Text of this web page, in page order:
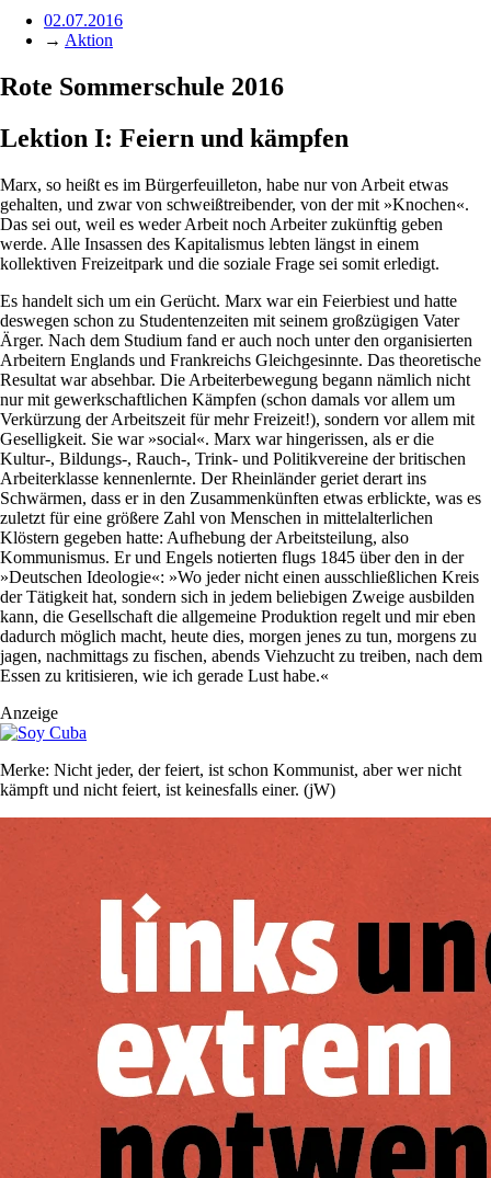
02.07.2016
→ Aktion
Rote Sommerschule 2016
Lektion I: Feiern und kämpfen
Marx, so heißt es im Bürgerfeuilleton, habe nur von Arbeit etwas
gehalten, und zwar von schweißtreibender, von der mit »Knochen«.
Das sei out, weil es weder Arbeit noch Arbeiter zukünftig geben
werde. Alle Insassen des Kapitalismus lebten längst in einem
kollektiven Freizeitpark und die soziale Frage sei somit erledigt.
Es handelt sich um ein Gerücht. Marx war ein Feierbiest und hatte
deswegen schon zu Studentenzeiten mit seinem großzügigen Vater
Ärger. Nach dem Studium fand er auch noch unter den organisierten
Arbeitern Englands und Frankreichs Gleichgesinnte. Das theoretische
Resultat war absehbar. Die Arbeiterbewegung begann nämlich nicht
nur mit gewerkschaftlichen Kämpfen (schon damals vor allem um
Verkürzung der Arbeitszeit für mehr Freizeit!), sondern vor allem mit
Geselligkeit. Sie war »social«. Marx war hingerissen, als er die
Kultur-, Bildungs-, Rauch-, Trink- und Politikvereine der britischen
Arbeiterklasse kennenlernte. Der Rheinländer geriet derart ins
Schwärmen, dass er in den Zusammenkünften etwas erblickte, was es
zuletzt für eine größere Zahl von Menschen in mittelalterlichen
Klöstern gegeben hatte: Aufhebung der Arbeitsteilung, also
Kommunismus. Er und Engels notierten flugs 1845 über den in der
»Deutschen Ideologie«: »Wo jeder nicht einen ausschließlichen Kreis
der Tätigkeit hat, sondern sich in jedem beliebigen Zweige ausbilden
kann, die Gesellschaft die allgemeine Produktion regelt und mir eben
dadurch möglich macht, heute dies, morgen jenes zu tun, morgens zu
jagen, nachmittags zu fischen, abends Viehzucht zu treiben, nach dem
Essen zu kritisieren, wie ich gerade Lust habe.«
Anzeige
Merke: Nicht jeder, der feiert, ist schon Kommunist, aber wer nicht
kämpft und nicht feiert, ist keinesfalls einer. (jW)